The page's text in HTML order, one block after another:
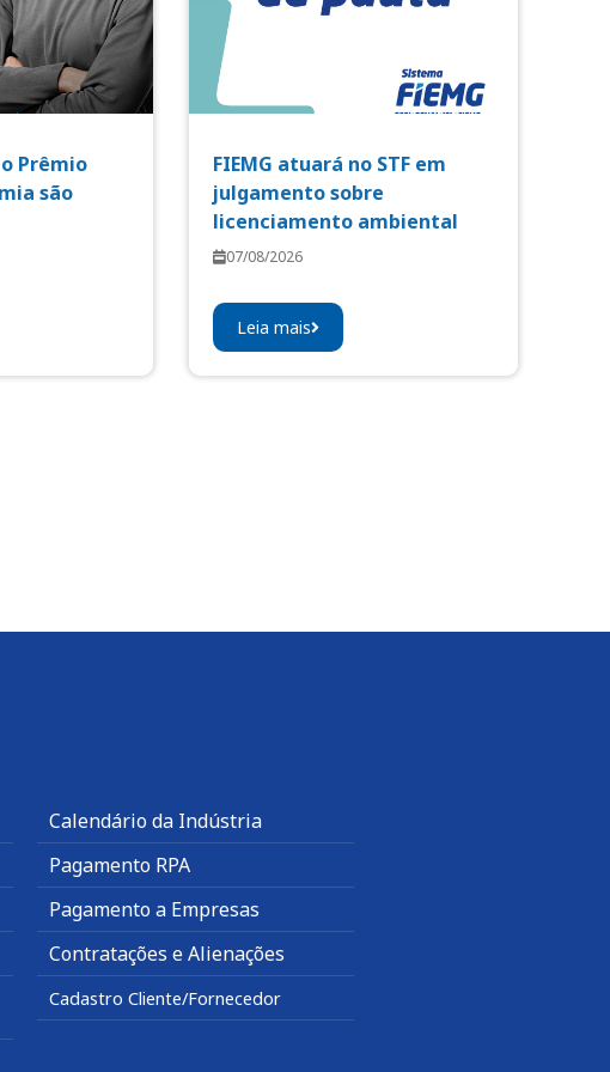
Prêmio
são
FIEMG atuará no STF em
julgamento sobre
licenciamento ambiental
07/08/2026
Leia mais
Calendário da Indústria
Pagamento RPA
Pagamento a Empresas
Contratações e Alienações
Cadastro Cliente/Fornecedor